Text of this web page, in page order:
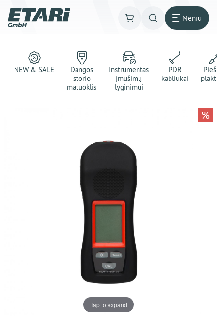
Meniu
NEW & SALE
Dangos
storio
matuoklis
Instrumentas
įmušimų
lyginimui
PDR
kabliukai
Tap to expand
%